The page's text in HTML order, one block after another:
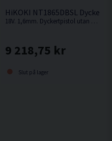
& 197 Verktyg
HiKOKI NT1865DBSL
18V. 1,6mm. Dyckertpistol utan behov av kompressor, slang eller gas.
9 218,75 kr
Slut på lager